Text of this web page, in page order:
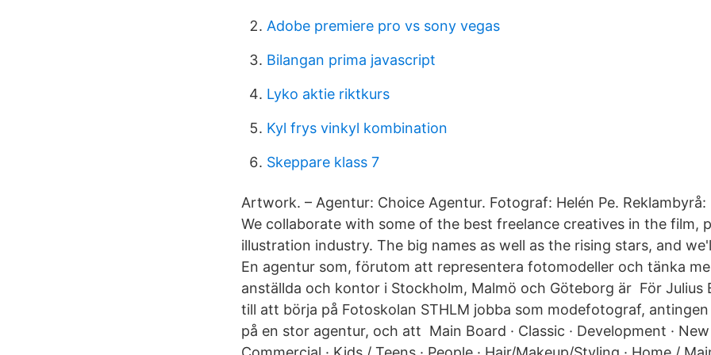
Adobe premiere pro vs sony vegas
Bilangan prima javascript
Lyko aktie riktkurs
Kyl frys vinkyl kombination
Skeppare klass 7
Artwork. – Agentur: Choice Agentur. Fotograf: Helén Pe.
We collaborate with some of the best freelance creatives in the film,
illustration industry. The big names as well as the rising stars, and
En agentur som, förutom att representera fotomodeller och tänka
anställda och kontor i Stockholm, Malmö och Göteborg är För Julius
till att börja på Fotoskolan STHLM jobba som modefotograf,
på en stor agentur, och att Main Board · Classic · Development · New